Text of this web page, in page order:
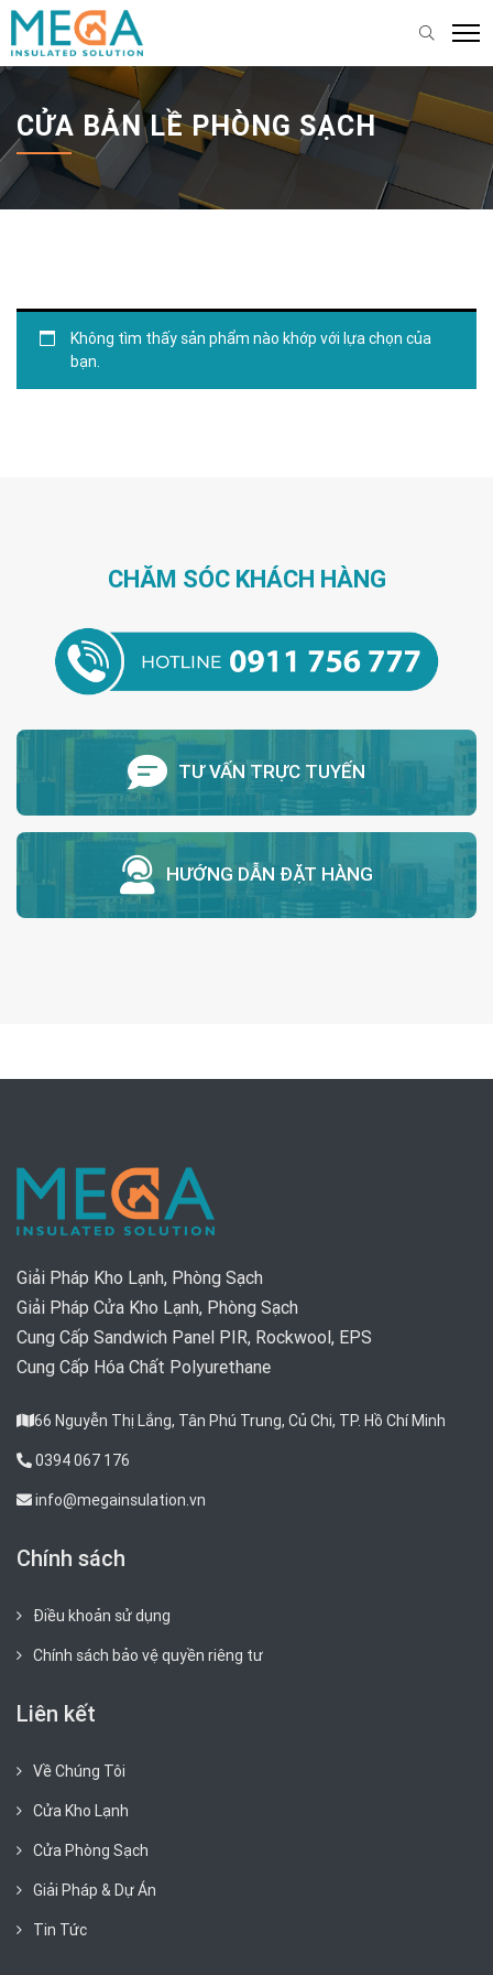
CỬA BẢN LỀ PHÒNG SẠCH
Không tìm thấy sản phẩm nào khớp với lựa chọn của
bạn.
CHĂM SÓC KHÁCH HÀNG
TƯ VẤN TRỰC TUYẾN
HƯỚNG DẪN ĐẶT HÀNG
Giải Pháp Kho Lạnh, Phòng Sạch
Giải Pháp Cửa Kho Lạnh, Phòng Sạch
Cung Cấp Sandwich Panel PIR, Rockwool, EPS
Cung Cấp Hóa Chất Polyurethane
66 Nguyễn Thị Lắng, Tân Phú Trung, Củ Chi, TP. Hồ Chí Minh
0394 067 176
info@megainsulation.vn
Chính sách
Điều khoản sử dụng
Chính sách bảo vệ quyền riêng tư
Liên kết
Về Chúng Tôi
Cửa Kho Lạnh
Cửa Phòng Sạch
Giải Pháp & Dự Án
Tin Tức